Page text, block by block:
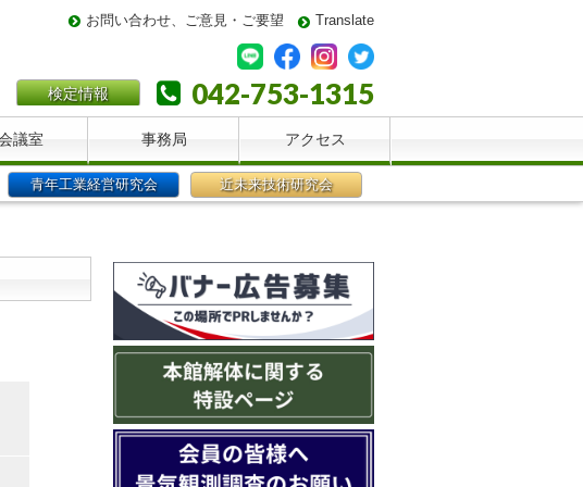
お問い合わせ、ご意見・ご要望 Translate
検定情報 042-753-1315
議室 事務局 アクセス
青年工業経営研究会 近未来技術研究会